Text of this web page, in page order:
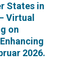
States in
Virtual
on
2026.